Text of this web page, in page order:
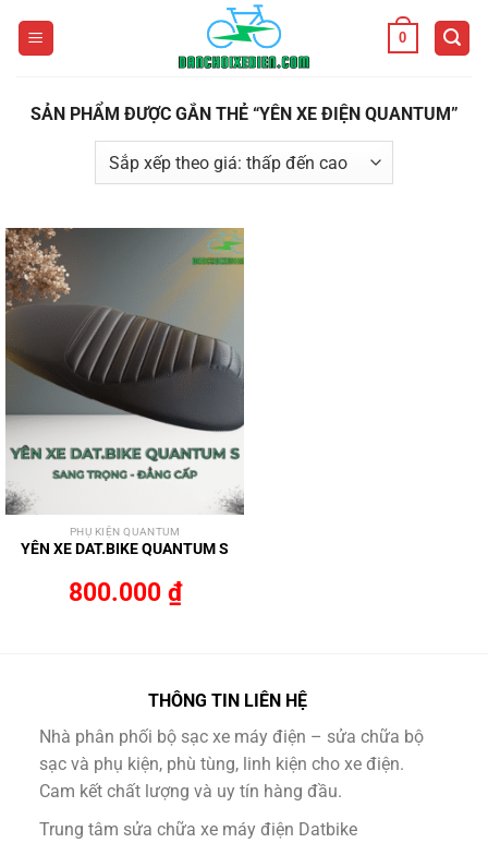
0
SẢN PHẨM ĐƯỢC GẮN THẺ “YÊN XE ĐIỆN QUANTUM”
PHỤ KIỆN QUANTUM
YÊN XE DAT.BIKE QUANTUM S
800.000 ₫
THÔNG TIN LIÊN HỆ
Nhà phân phối bộ sạc xe máy điện – sửa chữa bộ
sạc và phụ kiện, phù tùng, linh kiện cho xe điện.
Cam kết chất lượng và uy tín hàng đầu.
Trung tâm sửa chữa xe máy điện Datbike